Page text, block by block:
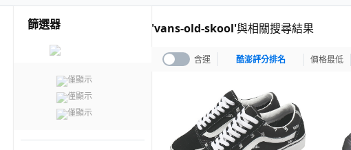
篩選器
僅顯示
僅顯示
僅顯示
'vans-old-skool'與相關搜尋結果
含運 酷澎評分排名 價格最低